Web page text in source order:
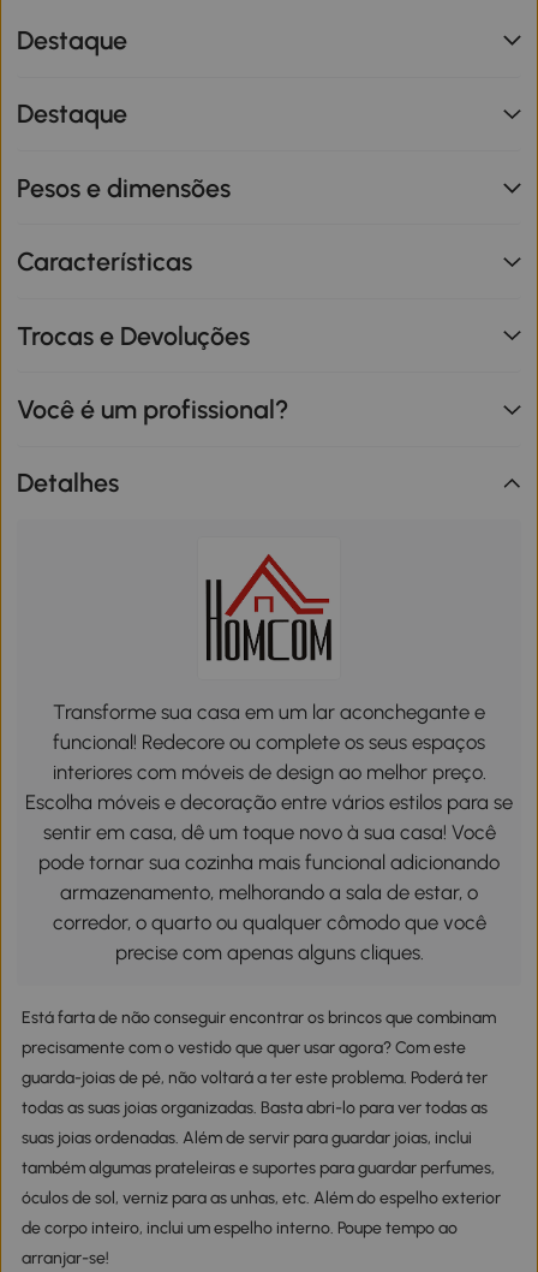
Destaque
Destaque
Pesos e dimensões
Características
Trocas e Devoluções
Você é um profissional?
Detalhes
Transforme sua casa em um lar aconchegante e
funcional! Redecore ou complete os seus espaços
interiores com móveis de design ao melhor preço.
Escolha móveis e decoração entre vários estilos para se
sentir em casa, dê um toque novo à sua casa! Você
pode tornar sua cozinha mais funcional adicionando
armazenamento, melhorando a sala de estar, o
corredor, o quarto ou qualquer cômodo que você
precise com apenas alguns cliques.
Está farta de não conseguir encontrar os brincos que combinam
precisamente com o vestido que quer usar agora? Com este
guarda-joias de pé, não voltará a ter este problema. Poderá ter
todas as suas joias organizadas. Basta abri-lo para ver todas as
suas joias ordenadas. Além de servir para guardar joias, inclui
também algumas prateleiras e suportes para guardar perfumes,
óculos de sol, verniz para as unhas, etc. Além do espelho exterior
de corpo inteiro, inclui um espelho interno. Poupe tempo ao
arranjar-se!